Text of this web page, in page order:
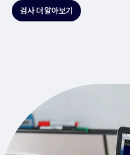
검사 더 알아보기